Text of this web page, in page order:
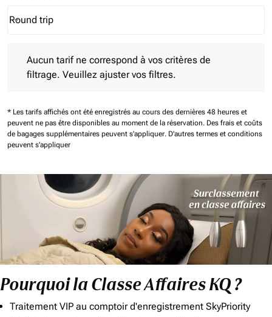
Journey Types option Round trip Selected
Round trip
keyboard_arrow_down
Aucun tarif ne correspond à vos critères de
filtrage. Veuillez ajuster vos filtres.
* Les tarifs affichés ont été enregistrés au cours des dernières 48 heures et
peuvent ne pas être disponibles au moment de la réservation. Des frais et coûts
de bagages supplémentaires peuvent s'appliquer. D'autres termes et conditions
peuvent s'appliquer
Pourquoi la Classe Affaires KQ ?
Traitement VIP au comptoir d'enregistrement SkyPriority